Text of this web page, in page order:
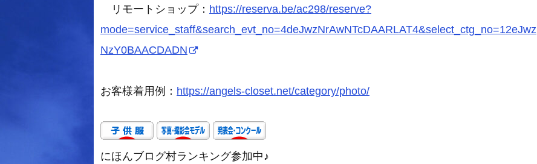
リモートショップ： https://reserva.be/ac298/reserve?
mode=service_staff&search_evt_no=4deJwzNrAwNTcDAARLAT4&select_ctg_no=12eJwz
NzY0BAACDADN
お客様着用例： https://angels-closet.net/category/photo/
にほんブログ村ランキング参加中♪